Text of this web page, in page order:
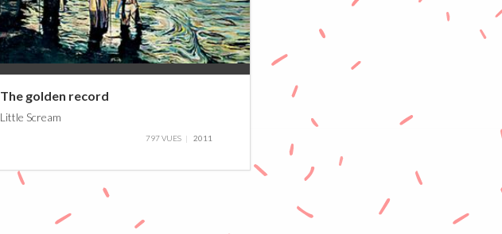
The golden record
Little Scream
797 VUES 2011